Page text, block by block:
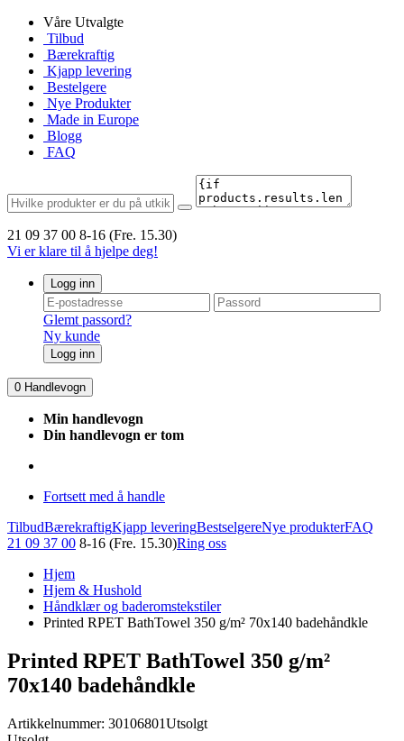
Våre Utvalgte
Tilbud
Bærekraftig
Kjapp levering
Bestelgere
Nye Produkter
Made in Europe
Blogg
FAQ
21 09 37 00 8-16 (Fre. 15.30)
Vi er klare til å hjelpe deg!
Logg inn
Glemt passord?
Ny kunde
Logg inn
0 Handlevogn
Min handlevogn
Din handlevogn er tom
Fortsett med å handle
TilbudBærekraftigKjapp leveringBestselgereNye produkterFAQ
21 09 37 00 8-16 (Fre. 15.30)Ring oss
Hjem
Hjem & Hushold
Håndklær og baderomstekstiler
Printed RPET BathTowel 350 g/m² 70x140 badehåndkle
Printed RPET BathTowel 350 g/m²
70x140 badehåndkle
Artikkelnummer: 30106801Utsolgt